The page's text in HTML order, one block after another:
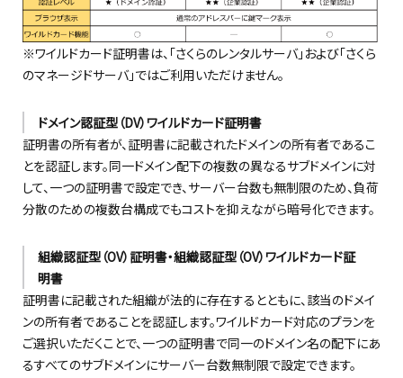
※ワイルドカード証明書は、「さくらのレンタルサーバ」および「さくら
のマネージドサーバ」ではご利用いただけません。
ドメイン認証型（DV）ワイルドカード証明書
証明書の所有者が、証明書に記載されたドメインの所有者であるこ
とを認証します。同一ドメイン配下の複数の異なるサブドメインに対
して、一つの証明書で設定でき、サーバー台数も無制限のため、負荷
分散のための複数台構成でもコストを抑えながら暗号化できます。
組織認証型（OV）証明書・組織認証型（OV）ワイルドカード証
明書
証明書に記載された組織が法的に存在するとともに、該当のドメイ
ンの所有者であることを認証します。ワイルドカード対応のプランを
ご選択いただくことで、一つの証明書で同一のドメイン名の配下にあ
るすべてのサブドメインにサーバー台数無制限で設定できます。